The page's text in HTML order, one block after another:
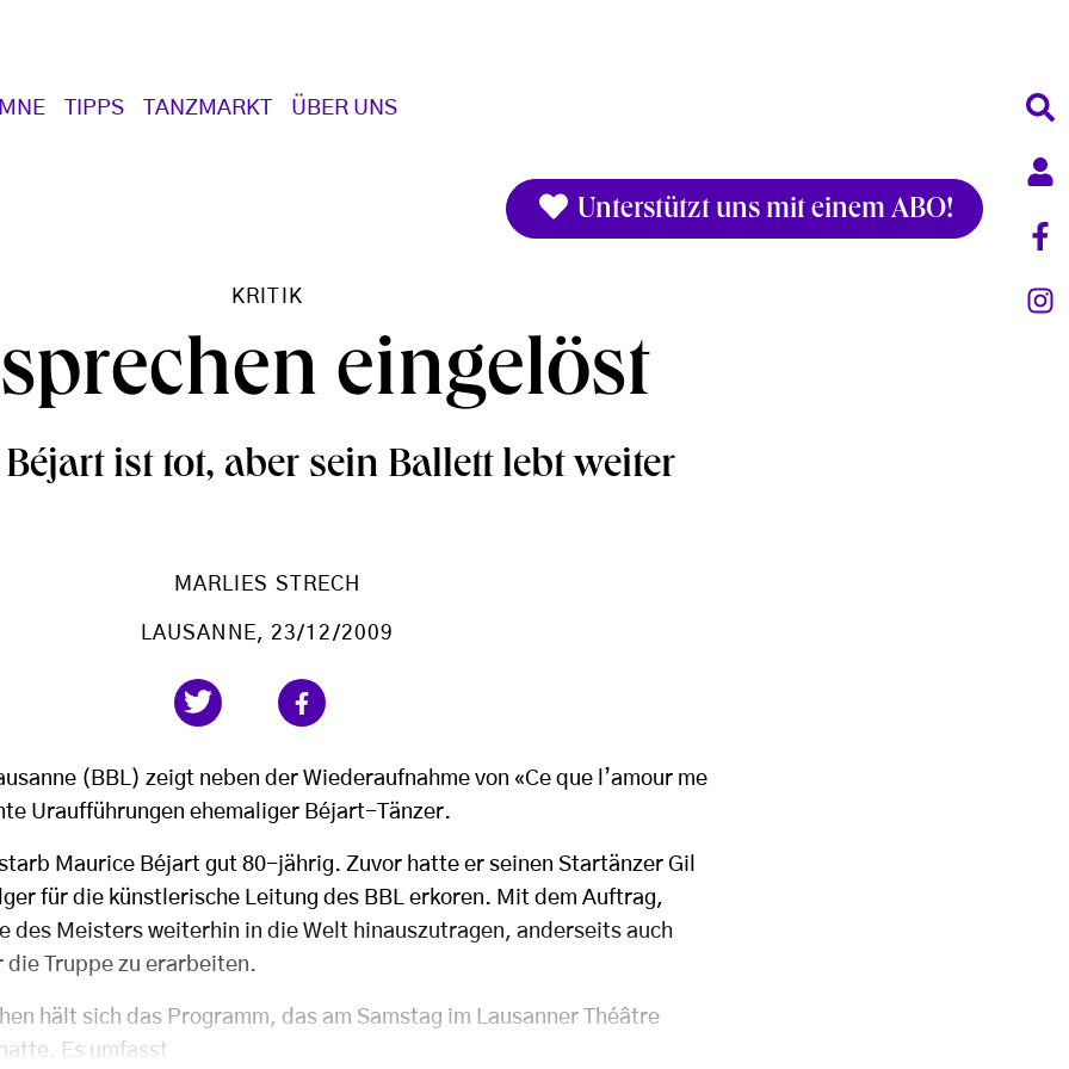
TIPPS TANZMARKT ÜBER UNS
Unterstützt uns mit einem ABO!
KRITIK
eingelöst
ist tot, aber sein Ballett lebt weiter
MARLIES STRECH
LAUSANNE , 23/12/2009
(BBL) zeigt neben der Wiederaufnahme von «Ce que l’amour me
Uraufführungen ehemaliger Béjart-Tänzer.
Maurice Béjart gut 80-jährig. Zuvor hatte er seinen Startänzer Gil
für die künstlerische Leitung des BBL erkoren. Mit dem Auftrag,
des Meisters weiterhin in die Welt hinauszutragen, anderseits auch
die Truppe zu erarbeiten.
hält sich das Programm, das am Samstag im Lausanner Théâtre
Es umfasst